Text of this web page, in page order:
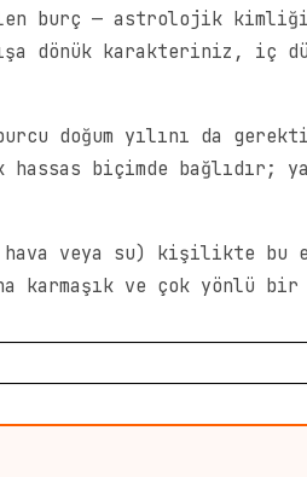
burç — astrolojik
karakteriniz, iç
doğum yılını da
hassas biçimde bağlıdır;
veya su) kişilikte bu
karmaşık ve çok yönlü